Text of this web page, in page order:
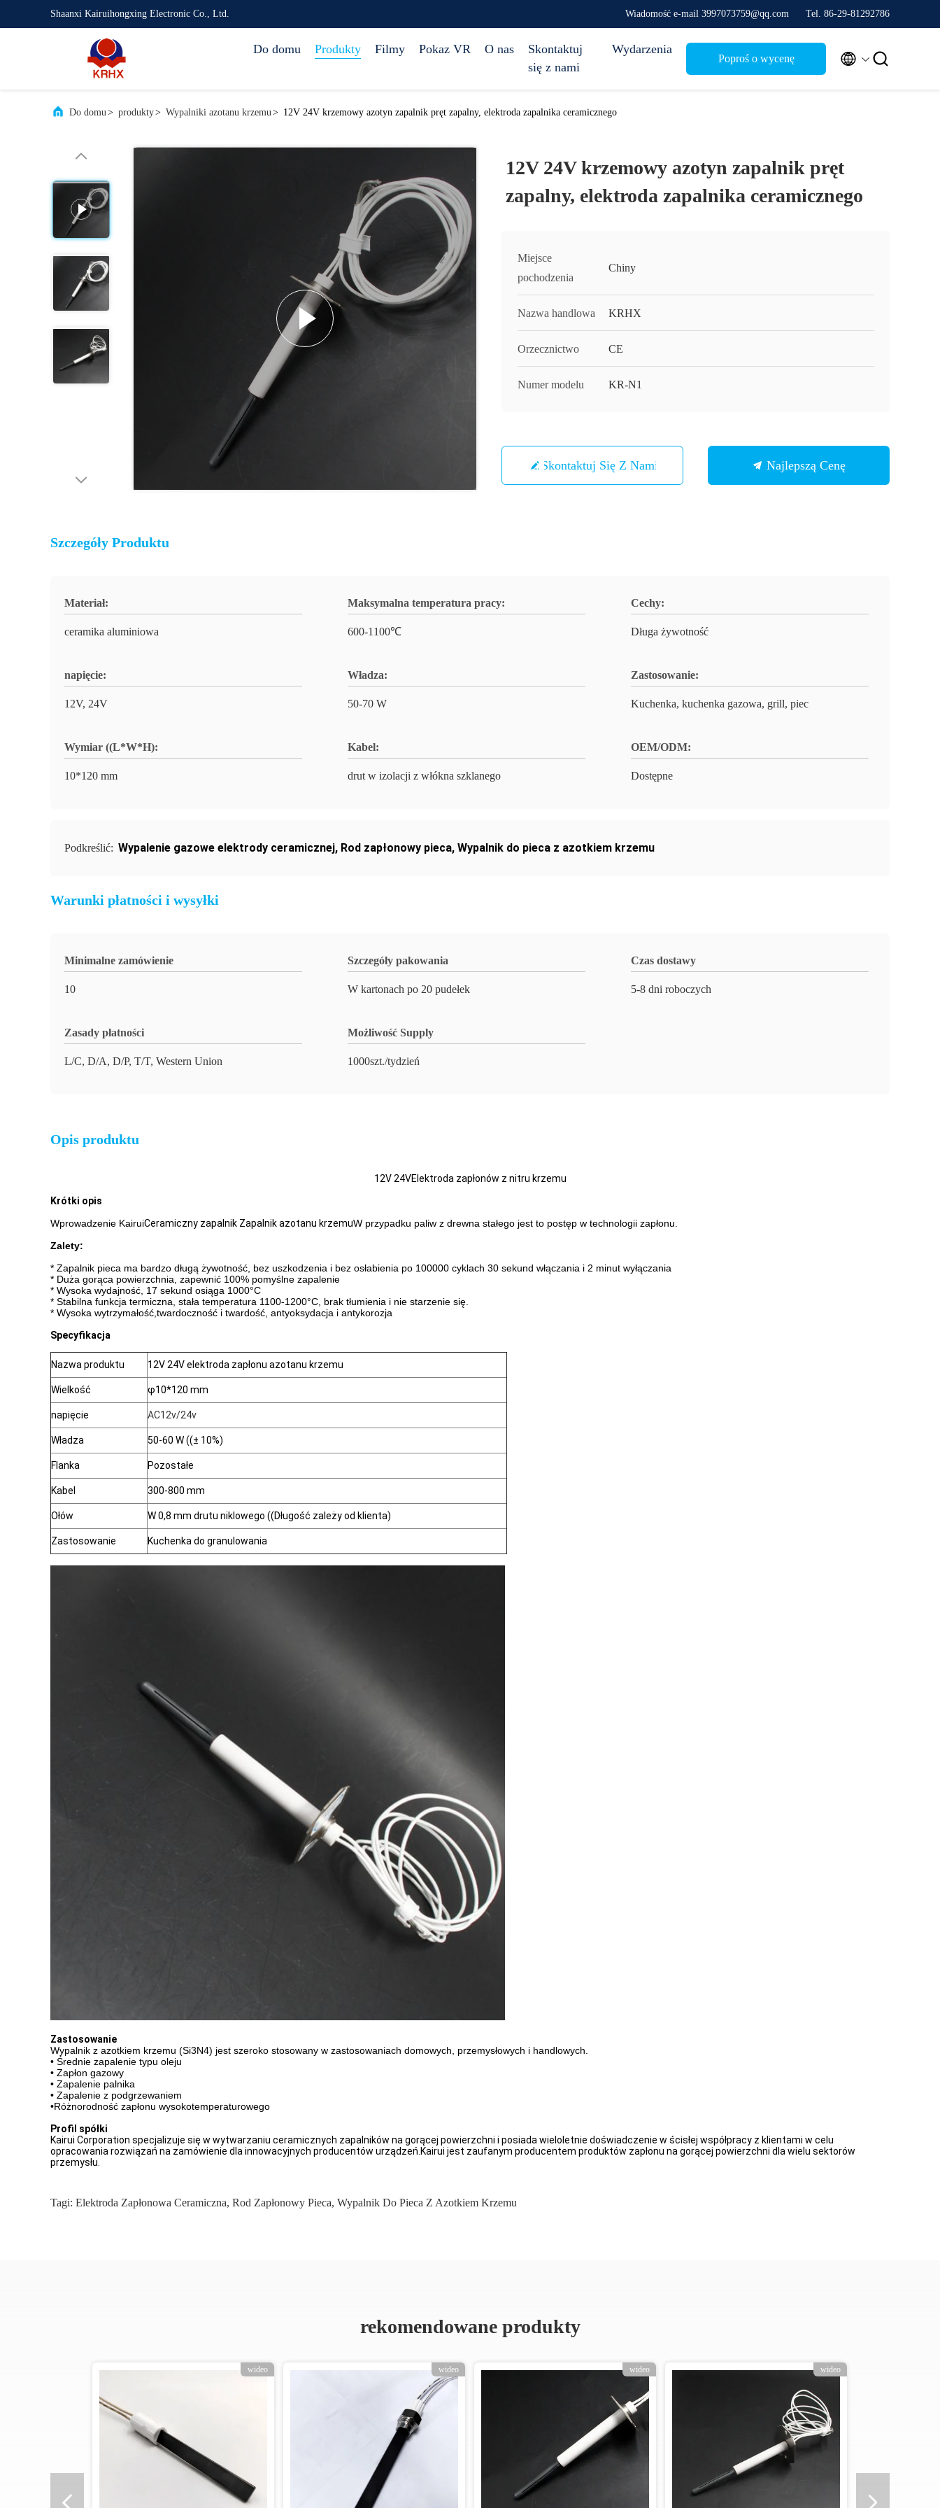
Shaanxi Kairuihongxing Electronic Co., Ltd. Wiadomość e-mail 3997073759@qq.com Tel. 86-29-81292786
Do domu Produkty Filmy Pokaz VR O nas
Skontaktuj
się z nami
Wydarzenia
Poproś o wycenę  
Do domu> produkty> Wypalniki azotanu krzemu> 12V 24V krzemowy azotyn zapalnik pręt zapalny, elektroda zapalnika ceramicznego
12V 24V krzemowy azotyn zapalnik pręt
zapalny, elektroda zapalnika ceramicznego
Miejsce
pochodzenia
Chiny
Nazwa handlowa KRHX
Orzecznictwo CE
Numer modelu KR-N1
Skontaktuj Się Z Nami Najlepszą Cenę
Szczegóły Produktu
Materiał:
ceramika aluminiowa
Maksymalna temperatura pracy:
600-1100℃
Cechy:
Długa żywotność
napięcie:
12V, 24V
Władza:
50-70 W
Zastosowanie:
Kuchenka, kuchenka gazowa, grill, piec
Wymiar ((L*W*H):
10*120 mm
Kabel:
drut w izolacji z włókna szklanego
OEM/ODM:
Dostępne
Podkreślić: Wypalenie gazowe elektrody ceramicznej, Rod zapłonowy pieca, Wypalnik do pieca z azotkiem krzemu
Warunki płatności i wysyłki
Minimalne zamówienie
10
Szczegóły pakowania
W kartonach po 20 pudełek
Czas dostawy
5-8 dni roboczych
Zasady płatności
L/C, D/A, D/P, T/T, Western Union
Możliwość Supply
1000szt./tydzień
Opis produktu
12V 24VElektroda zapłonów z nitru krzemu
Krótki opis
Wprowadzenie KairuiCeramiczny zapalnik Zapalnik azotanu krzemuW przypadku paliw z drewna stałego jest to postęp w technologii zapłonu.
Zalety:
* Zapalnik pieca ma bardzo długą żywotność, bez uszkodzenia i bez osłabienia po 100000 cyklach 30 sekund włączania i 2 minut wyłączania
* Duża gorąca powierzchnia, zapewnić 100% pomyślne zapalenie
* Wysoka wydajność, 17 sekund osiąga 1000°C
* Stabilna funkcja termiczna, stała temperatura 1100-1200°C, brak tłumienia i nie starzenie się.
* Wysoka wytrzymałość,twardoczność i twardość, antyoksydacja i antykorozja
Specyfikacja
Nazwa produktu 12V 24V elektroda zapłonu azotanu krzemu
Wielkość φ10*120 mm
napięcie AC12v/24v
Władza 50-60 W ((± 10%)
Flanka Pozostałe
Kabel 300-800 mm
Ołów W 0,8 mm drutu niklowego ((Długość zależy od klienta)
Zastosowanie Kuchenka do granulowania
Zastosowanie
Wypalnik z azotkiem krzemu (Si3N4) jest szeroko stosowany w zastosowaniach domowych, przemysłowych i handlowych.
• Średnie zapalenie typu oleju
• Zapłon gazowy
• Zapalenie palnika
• Zapalenie z podgrzewaniem
•Różnorodność zapłonu wysokotemperaturowego
Profil spółki
Kairui Corporation specjalizuje się w wytwarzaniu ceramicznych zapalników na gorącej powierzchni i posiada wieloletnie doświadczenie w ścisłej współpracy z klientami w celu
opracowania rozwiązań na zamówienie dla innowacyjnych producentów urządzeń.Kairui jest zaufanym producentem produktów zapłonu na gorącej powierzchni dla wielu sektorów
przemysłu.
Tagi: Elektroda Zapłonowa Ceramiczna, Rod Zapłonowy Pieca, Wypalnik Do Pieca Z Azotkiem Krzemu
rekomendowane produkty
wideo wideo wideo